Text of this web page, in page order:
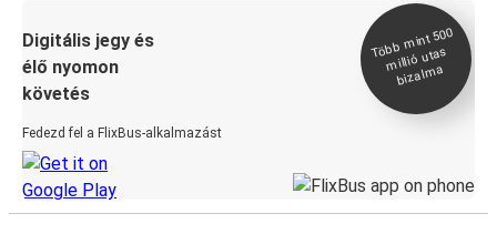
Digitális jegy és
élő nyomon
követés
Fedezd fel a FlixBus-alkalmazást
Több
mint 500
millió utas
bizal
ma